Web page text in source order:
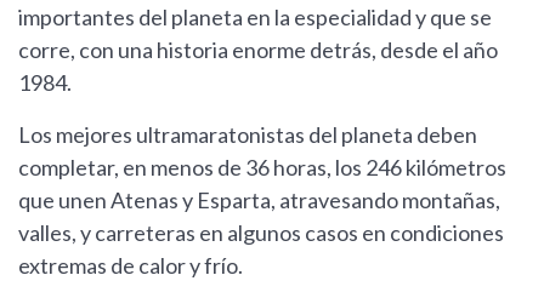
importantes del planeta en la especialidad y que se
corre, con una historia enorme detrás, desde el año
1984.
Los mejores ultramaratonistas del planeta deben
completar, en menos de 36 horas, los 246 kilómetros
que unen Atenas y Esparta, atravesando montañas,
valles, y carreteras en algunos casos en condiciones
extremas de calor y frío.